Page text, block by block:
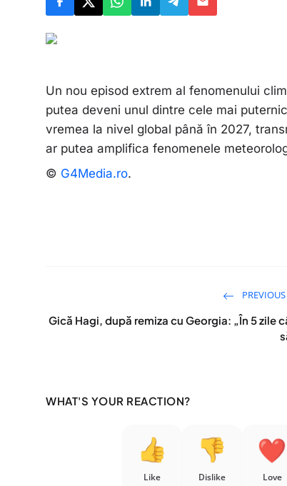
Un nou episod extrem al fenomenului
putea deveni unul dintre cele mai
vremea la nivel global până în 2027,
ar putea amplifica fenomenele
© G4Media.ro.
Gică Hagi, după remiza cu Georgia: „În 5 zile
WHAT'S YOUR REACTION?
Like Dislike Love